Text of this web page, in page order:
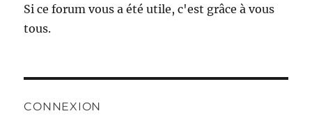
Si ce forum vous a été utile, c'est grâce à vous
tous.
CONNEXION